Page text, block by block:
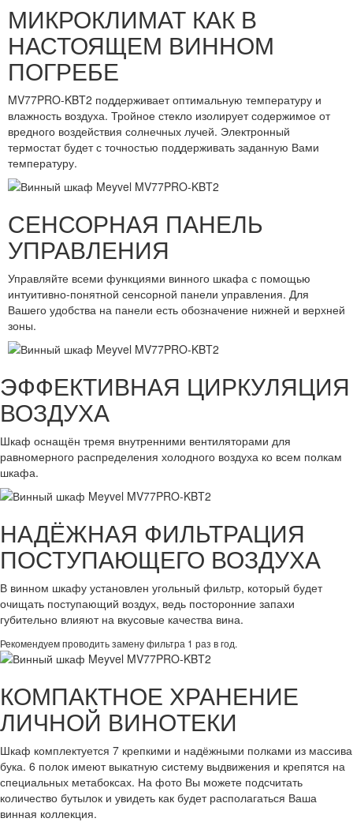
МИКРОКЛИМАТ КАК В
НАСТОЯЩЕМ ВИННОМ
ПОГРЕБЕ
MV77PRO-KBT2 поддерживает оптимальную температуру и
влажность воздуха. Тройное стекло изолирует содержимое от
вредного воздействия солнечных лучей. Электронный
термостат будет с точностью поддерживать заданную Вами
температуру.
СЕНСОРНАЯ ПАНЕЛЬ
УПРАВЛЕНИЯ
Управляйте всеми функциями винного шкафа с помощью
интуитивно-понятной сенсорной панели управления. Для
Вашего удобства на панели есть обозначение нижней и верхней
зоны.
ЭФФЕКТИВНАЯ ЦИРКУЛЯЦИЯ
ВОЗДУХА
Шкаф оснащён тремя внутренними вентиляторами для
равномерного распределения холодного воздуха ко всем полкам
шкафа.
НАДЁЖНАЯ ФИЛЬТРАЦИЯ
ПОСТУПАЮЩЕГО ВОЗДУХА
В винном шкафу установлен угольный фильтр, который будет
очищать поступающий воздух, ведь посторонние запахи
губительно влияют на вкусовые качества вина.
Рекомендуем проводить замену фильтра 1 раз в год.
КОМПАКТНОЕ ХРАНЕНИЕ
ЛИЧНОЙ ВИНОТЕКИ
Шкаф комплектуется 7 крепкими и надёжными полками из массива
бука. 6 полок имеют выкатную систему выдвижения и крепятся на
специальных метабоксах. На фото Вы можете подсчитать
количество бутылок и увидеть как будет располагаться Ваша
винная коллекция.